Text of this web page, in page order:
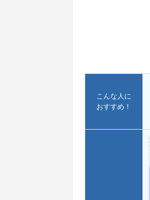
こんな人に
おすすめ！